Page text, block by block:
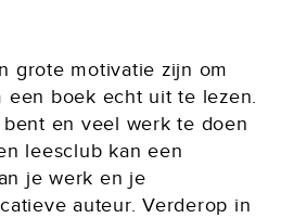
grote motivatie zijn om
een boek echt uit te lezen.
en veel werk te doen
leesclub kan een
je werk en je
auteur. Verderop in